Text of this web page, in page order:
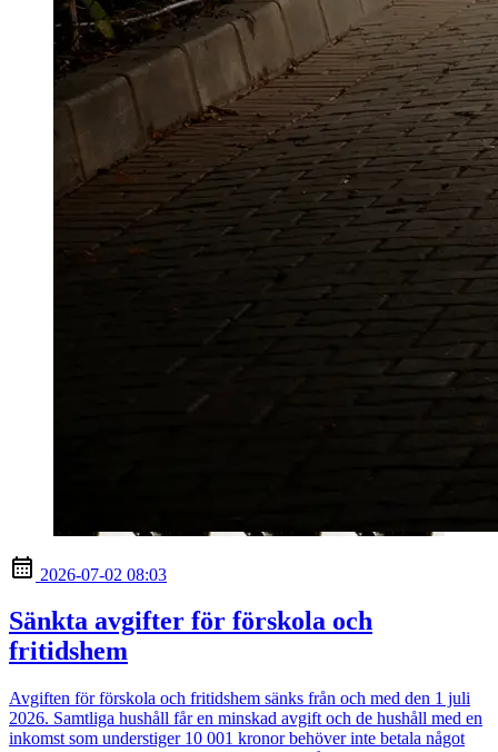
2026-07-02 08:03
Sänkta avgifter för förskola och
fritidshem
Avgiften för förskola och fritidshem sänks från och med den 1 juli
2026. Samtliga hushåll får en minskad avgift och de hushåll med en
inkomst som understiger 10 001 kronor behöver inte betala något